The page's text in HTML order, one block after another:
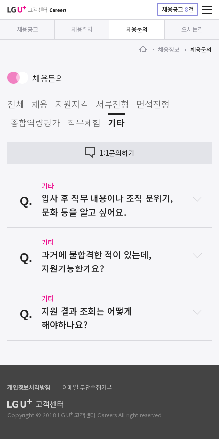
채용공고 8건
채용공고 채용절차 채용문의 오시는길
Home 채용정보 채용문의
채용문의
전체 채용 지원자격 서류전형
면접전형
종합역량평가
직무체험 기타
1:1문의하기
기타
입사 후 직무 내용이나 조직 분위기,
문화 등을 알고 싶어요.
기타
과거에 불합격한 적이 있는데,
지원가능한가요?
기타
지원 결과 조회는 어떻게
해야하나요?
개인정보처리방침 이메일 무단수집거부
Copyright © 2018 LG U+ 고객센터 Careers All right reserved